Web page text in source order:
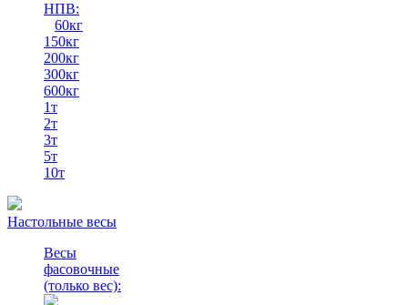
НПВ:
60кг
150кг
200кг
300кг
600кг
1т
2т
3т
5т
10т
Настольные весы
Весы
фасовочные
(только вес):